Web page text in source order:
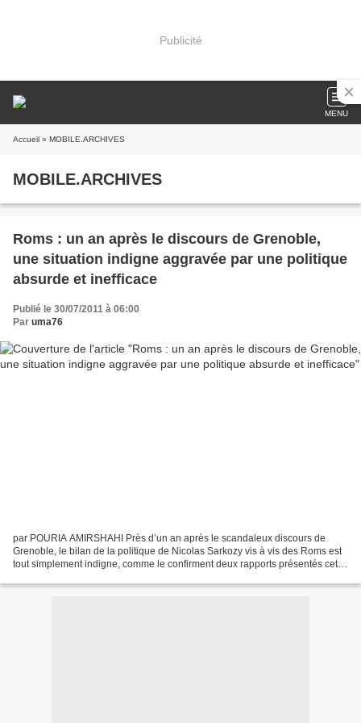
Publicité
MENU
Accueil » MOBILE.ARCHIVES
MOBILE.ARCHIVES
Roms : un an après le discours de Grenoble,
une situation indigne aggravée par une politique
absurde et inefficace
Publié le 30/07/2011 à 06:00
Par uma76
par POURIA AMIRSHAHI Près d’un an après le scandaleux discours de
Grenoble, le bilan de la politique de Nicolas Sarkozy vis à vis des Roms est
tout simplement indigne, comme le confirment deux rapports présentés cette